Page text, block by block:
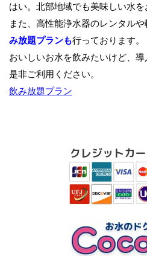
はい。北部地域でも美味しい水を
また、高性能浄水器のレンタル
み放題プランも行っております。
おいしいお水を飲みたいけど、導
是非ご利用ください。
飲み放題プラン
クレジットカ